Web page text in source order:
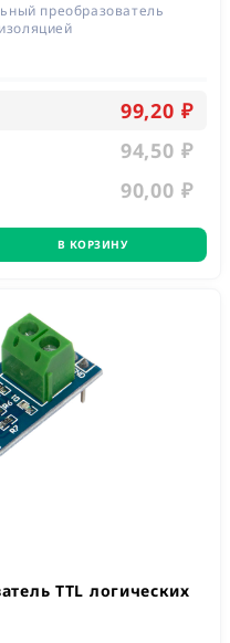
преобразователь
99,20 ₽
94,50 ₽
90,00 ₽
В КОРЗИНУ
TTL логических